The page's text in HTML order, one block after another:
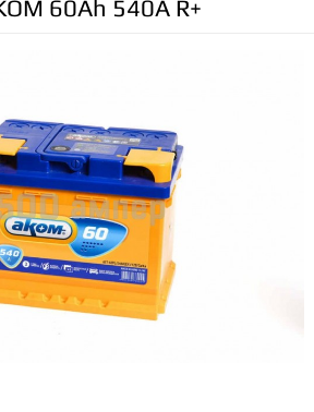
60Ah 540A R+